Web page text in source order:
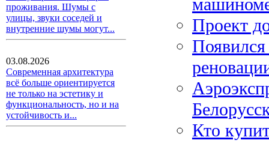
проживания. Шумы с
улицы, звуки соседей и
внутренние шумы могут...
03.08.2026
Современная архитектура
всё больше ориентируется
не только на эстетику и
функциональность, но и на
устойчивость и...
Проект
Кто